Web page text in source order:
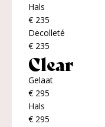
Hals
€ 235
Decolleté
€ 235
Clear
Gelaat
€ 295
Hals
€ 295